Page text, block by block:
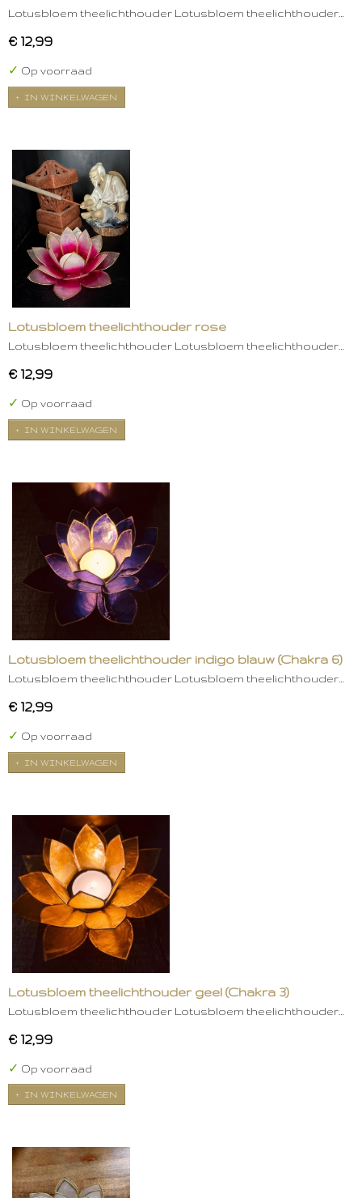
Lotusbloem theelichthouder Lotusbloem theelichthouder…
€ 12,99
✓ Op voorraad
IN WINKELWAGEN
Lotusbloem theelichthouder rose
Lotusbloem theelichthouder Lotusbloem theelichthouder…
€ 12,99
✓ Op voorraad
IN WINKELWAGEN
Lotusbloem theelichthouder indigo blauw (Chakra 6)
Lotusbloem theelichthouder Lotusbloem theelichthouder…
€ 12,99
✓ Op voorraad
IN WINKELWAGEN
Lotusbloem theelichthouder geel (Chakra 3)
Lotusbloem theelichthouder Lotusbloem theelichthouder…
€ 12,99
✓ Op voorraad
IN WINKELWAGEN